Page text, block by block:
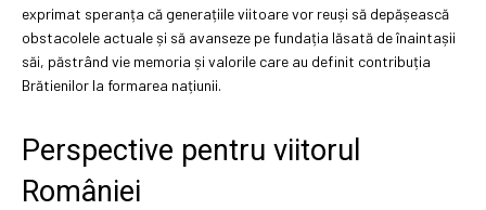
exprimat speranța că generațiile viitoare vor reuși să depășească
obstacolele actuale și să avanseze pe fundația lăsată de înaintașii
săi, păstrând vie memoria și valorile care au definit contribuția
Brătienilor la formarea națiunii.
Perspective pentru viitorul
României